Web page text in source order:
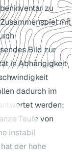
zu
mit
Bild zur
in Abhängigkeit
dadurch im
werden:
Teufe von
instabil
der hohe